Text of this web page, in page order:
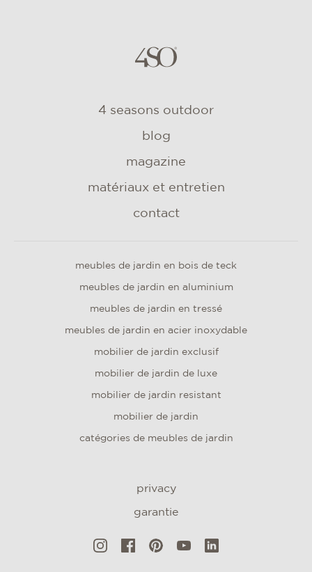
4 seasons outdoor
blog
magazine
matériaux et entretien
contact
meubles de jardin en bois de teck
meubles de jardin en aluminium
meubles de jardin en tressé
meubles de jardin en acier inoxydable
mobilier de jardin exclusif
mobilier de jardin de luxe
mobilier de jardin resistant
mobilier de jardin
catégories de meubles de jardin
privacy
garantie